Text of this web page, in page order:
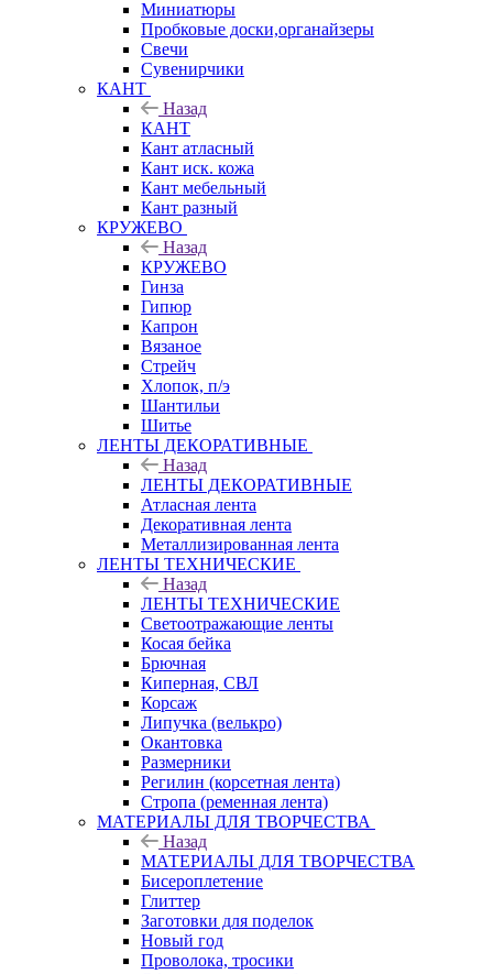
Миниатюры
Пробковые доски,органайзеры
Свечи
Сувенирчики
КАНТ
Назад
КАНТ
Кант атласный
Кант иск. кожа
Кант мебельный
Кант разный
КРУЖЕВО
Назад
КРУЖЕВО
Гинза
Гипюр
Капрон
Вязаное
Стрейч
Хлопок, п/э
Шантильи
Шитье
ЛЕНТЫ ДЕКОРАТИВНЫЕ
Назад
ЛЕНТЫ ДЕКОРАТИВНЫЕ
Атласная лента
Декоративная лента
Металлизированная лента
ЛЕНТЫ ТЕХНИЧЕСКИЕ
Назад
ЛЕНТЫ ТЕХНИЧЕСКИЕ
Светоотражающие ленты
Косая бейка
Брючная
Киперная, СВЛ
Корсаж
Липучка (велькро)
Окантовка
Размерники
Регилин (корсетная лента)
Стропа (ременная лента)
МАТЕРИАЛЫ ДЛЯ ТВОРЧЕСТВА
Назад
МАТЕРИАЛЫ ДЛЯ ТВОРЧЕСТВА
Бисероплетение
Глиттер
Заготовки для поделок
Новый год
Проволока, тросики